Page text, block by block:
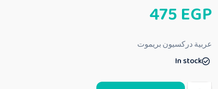
م
ا
ي
م
ن
475EGP
عربية دركسيون بريموت
In stock